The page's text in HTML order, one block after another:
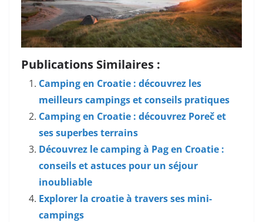
Publications Similaires :
Camping en Croatie : découvrez les
meilleurs campings et conseils pratiques
Camping en Croatie : découvrez Poreč et
ses superbes terrains
Découvrez le camping à Pag en Croatie :
conseils et astuces pour un séjour
inoubliable
Explorer la croatie à travers ses mini-
campings